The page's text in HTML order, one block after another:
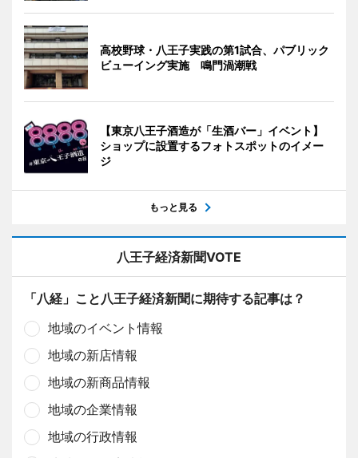
高校野球・八王子実践の第1試合、パブリック
ビューイング実施 鳴門渦潮戦
【東京八王子酒造が「生酒バー」イベント】
ショップに設置するフォトスポットのイメー
ジ
もっと見る
八王子経済新聞VOTE
「八経」こと八王子経済新聞に期待する記事は？
地域のイベント情報
地域の新店情報
地域の新商品情報
地域の企業情報
地域の行政情報